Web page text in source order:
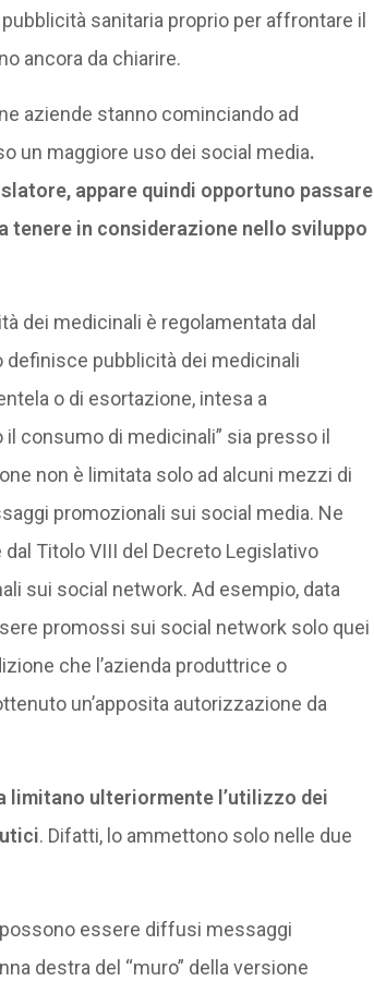
sanitaria proprio per affrontare il
ancora da chiarire.
aziende stanno cominciando ad
un maggiore uso dei social media.
appare quindi opportuno passare
tenere in considerazione nello sviluppo
dei medicinali è regolamentata dal
definisce pubblicità dei medicinali
o di esortazione, intesa a
consumo di medicinali” sia presso il
non è limitata solo ad alcuni mezzi di
promozionali sui social media. Ne
Titolo VIII del Decreto Legislativo
sui social network. Ad esempio, data
promossi sui social network solo quei
che l’azienda produttrice o
un’apposita autorizzazione da
limitano ulteriormente l’utilizzo dei
. Difatti, lo ammettono solo nelle due
essere diffusi messaggi
destra del “muro” della versione